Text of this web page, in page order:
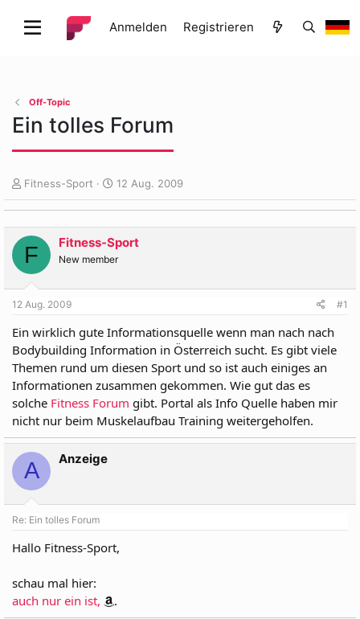
Anmelden Registrieren
Off-Topic
Ein tolles Forum
E
r
s
t
l
e
r
Fitness-Sport
E
r
s
t
e
l
t
12 Aug. 2009
F Fitness-Sport
New member
12 Aug. 2009 #1
Ein wirklich gute Informationsquelle wenn man nach nach
Bodybuilding Information in Österreich sucht. Es gibt viele
Themen rund um diesen Sport und so ist auch einiges an
Informationen zusammen gekommen. Wie gut das es
solche Fitness Forum gibt. Portal als Info Quelle haben mir
nicht nur beim Muskelaufbau Training weitergeholfen.
A Anzeige
Re: Ein tolles Forum
Hallo Fitness-Sport,
schau mal hier:
auch nur ein ist,
.